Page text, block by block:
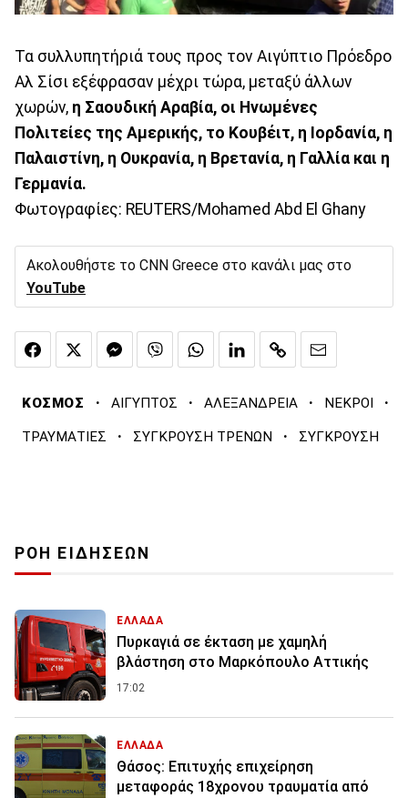
Τα συλλυπητήριά τους προς τον Αιγύπτιο Πρόεδρο
Αλ Σίσι εξέφρασαν μέχρι τώρα, μεταξύ άλλων
χωρών, η Σαουδική Αραβία, οι Ηνωμένες
Πολιτείες της Αμερικής, το Κουβέιτ, η Ιορδανία, η
Παλαιστίνη, η Ουκρανία, η Βρετανία, η Γαλλία και η
Γερμανία.
Φωτογραφίες: REUTERS/Mohamed Abd El Ghany
Ακολουθήστε το CNN Greece στο κανάλι μας στο
YouTube
ΚΟΣΜΟΣ · ΑΙΓΥΠΤΟΣ · ΑΛΕΞΑΝΔΡΕΙΑ · ΝΕΚΡΟΙ ·
ΤΡΑΥΜΑΤΙΕΣ · ΣΥΓΚΡΟΥΣΗ ΤΡΕΝΩΝ · ΣΥΓΚΡΟΥΣΗ
ΡΟΗ ΕΙΔΗΣΕΩΝ
ΕΛΛΑΔΑ
Πυρκαγιά σε έκταση με χαμηλή
βλάστηση στο Μαρκόπουλο Αττικής
17:02
ΕΛΛΑΔΑ
Θάσος: Επιτυχής επιχείρηση
μεταφοράς 18χρονου τραυματία από